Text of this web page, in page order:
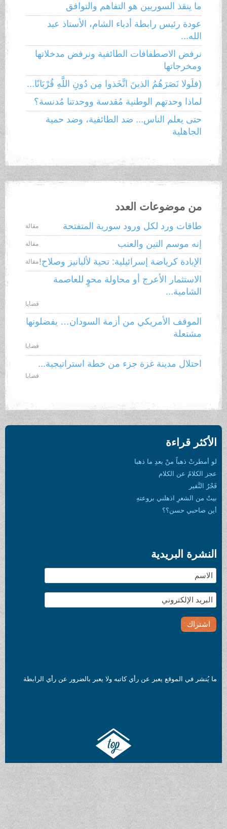
ما ينقذ السوريين هو التفاهم والتوافق
عودة رئيس رابطة أدباء الشام، الأستاذ عبد
الله...
نرفض الاصطفافات الطائفية ونرفض مدخلاتها
ومخرجاتها
(فلَولا نَصَرَهُمُ الذينَ اتَّخَذوا مِن دُونِ اللَّهِ قُرْبَانًا...
لماذا وحدتهم الوطنية مُقدسة ووحدتنا مُدنسة؟
حتى يعلم الناس... ضد الطائفية، وضد حمية
الجاهلية
من موضوعات العدد
طاقات ورد لكل ورود سورية المتفتحة مقالة
إنه موسم التين والعنب مقالة
الإبادة كرياضة إسرائيلية: تحية لألبانيز وصلاح!مقالة
الاستثمار الأعرج أو محاولة محوٍ للعاصمة
الشامية...
قضايا
الموقف الأمريكي من أزمة السودان… يفضلونها
مشتعلة
قضايا
احتلال مدينة غزة جزء من خطة استراتيجية...
قضايا
الأكثر قراءة
لو أمطرتْ ذهباً منْ بعدِ ما ذهبا
عجز الكلامُ عن الكلام
فَجْرُ النَّفير
بيتٌ من الشعرِ اذهلني بروعتهِ
أين صاحبي حسن؟؟
النشرة البريدية
ما يُنشر في الموقع يعبر عن رأي كاتبه ولا يعبر بالضرور عن رأي الرابطة